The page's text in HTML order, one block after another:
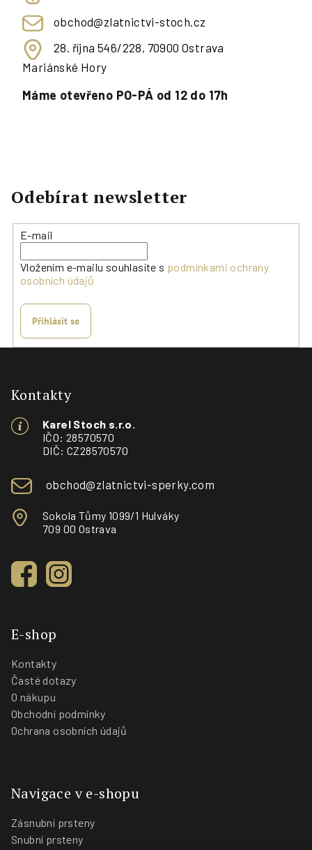
obchod@zlatnictvi-stoch.cz
28. října 546/228, 70900 Ostrava
Mariánské Hory
Máme otevřeno PO-PÁ od 12 do 17h
Odebírat newsletter
E-mail
Vložením e-mailu souhlasíte s podmínkami ochrany
osobních údajů
Přihlásit se
Kontakty
Karel Stoch s.r.o.
IČO: 28570570
DIČ: CZ28570570
obchod@zlatnictvi-sperky.com
Sokola Tůmy 1099/1 Hulváky
709 00 Ostrava
E-shop
Kontakty
Časté dotazy
O nákupu
Obchodní podmínky
Ochrana osobních údajů
Navigace v e-shopu
Zásnubní prsteny
Snubní prsteny